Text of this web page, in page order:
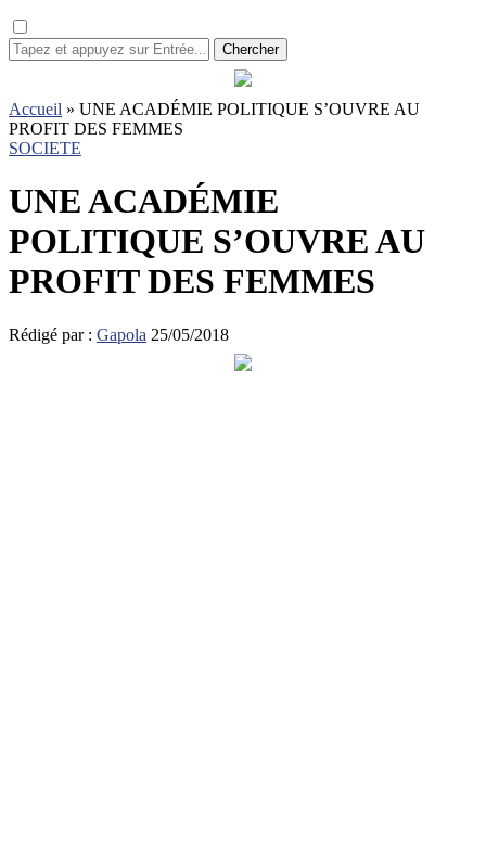
Chercher
Accueil » UNE ACADÉMIE POLITIQUE S’OUVRE AU
PROFIT DES FEMMES
SOCIETE
UNE ACADÉMIE
POLITIQUE S’OUVRE AU
PROFIT DES FEMMES
Rédigé par : Gapola 25/05/2018